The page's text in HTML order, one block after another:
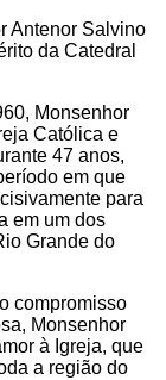
Antenor Salvino
da Catedral
Monsenhor
Católica e
47 anos,
em que
para
em um dos
Grande do
compromisso
Monsenhor
à Igreja, que
a região do